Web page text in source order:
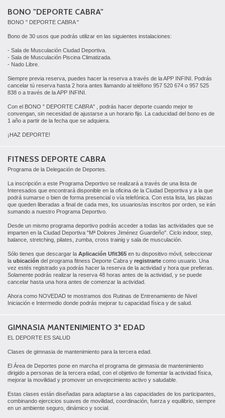
BONO "DEPORTE CABRA"
BONO " DEPORTE CABRA "
Bono de 30 usos que podrás utilizar en las siguientes instalaciones:
- Sala de Musculación Ciudad Deportiva.
- Sala de Musculación Piscina Climatizada.
- Nado Libre.
Siempre previa reserva, puedes hacer la reserva a través de la APP INFINI. Podrás
cancelar tú reserva hasta 2 hora antes llamando al teléfono 957 520 674 o 957 525
838 o a través de la APP INFINI.
Con el BONO " DEPORTE CABRA" , podrás hacer deporte cuando mejor te
convengan, sin necesidad de ajustarse a un horario fijo. La caducidad del bono es de
1 año a partir de la fecha que se adquiera.
¡HAZ DEPORTE!
FITNESS DEPORTE CABRA
Programa de la Delegación de Deportes.
La inscripción a este Programa Deportivo se realizará a través de una lista de
Interesados que encontrará disponible en la oficina de la Ciudad Deportiva y a la que
podrá sumarse o bien de forma presencial o vía telefónica. Con esta lista, las plazas
que queden liberadas a final de cada mes, los usuarios/as inscritos por orden, se irán
sumando a nuestro Programa Deportivo.
Desde un mismo programa deportivo podrás acceder a todas las actividades que se
imparten en la Ciudad Deportiva "Mª Dolores Jiménez Guardeño". Ciclo indoor, step,
balance, stretching, pilates, zumba, cross trainig y sala de musculación.
Sólo tienes que descargar la Aplicación Ufit365 en tu dispositivo móvil, seleccionar
la ubicación del programa fitness Deporte Cabra y registrarte como usuario. Una
vez estés registrado ya podrás hacer la reserva de la actividad y hora que prefieras.
Solamente podrás realizar la reserva 48 horas antes de la actividad, y se puede
cancelar hasta una hora antes de comenzar la actividad.
Ahora como NOVEDAD te mostramos dos Rutinas de Entrenamiento de Nivel
Iniciación e Intermedio donde podrás mejorar tu capacidad física y de salud.
GIMNASIA MANTENIMIENTO 3ª EDAD
EL DEPORTE ES SALUD
Clases de gimnasia de mantenimiento para la tercera edad.
El Área de Deportes pone en marcha el programa de gimnasia de mantenimiento
dirigido a personas de la tercera edad, con el objetivo de fomentar la actividad física,
mejorar la movilidad y promover un envejecimiento activo y saludable.
Estas clases están diseñadas para adaptarse a las capacidades de los participantes,
combinando ejercicios suaves de movilidad, coordinación, fuerza y equilibrio, siempre
en un ambiente seguro, dinámico y social.